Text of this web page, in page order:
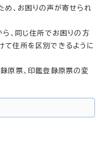
め、お困りの声が寄せられ
、同じ住所でお困りの方
て住所を区別できるように
原票、印鑑登録原票の変